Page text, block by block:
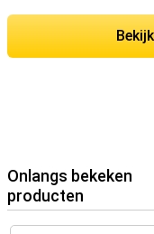
Onlangs bekeken
producten